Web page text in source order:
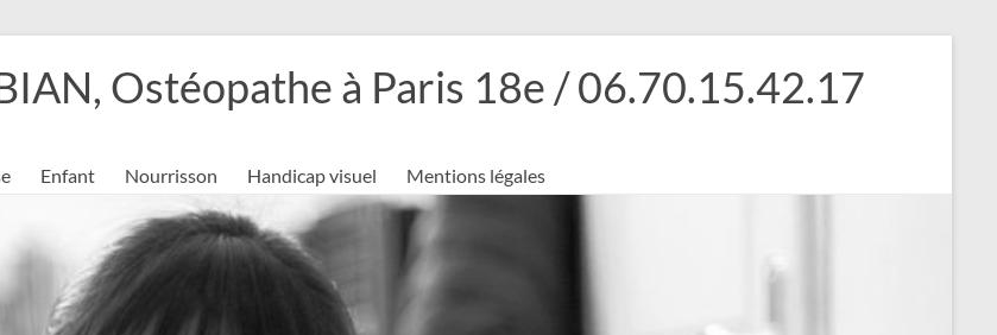
Ostéopathe à Paris 18e / 06.70.15.42.17
Enfant Nourrisson Handicap visuel Mentions légales